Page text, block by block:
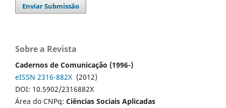
Enviar Submissão
Sobre a Revista
Cadernos de Comunicação (1996-)
eISSN 2316-882X (2012)
DOI: 10.5902/2316882X
Área do CNPq: Ciências Sociais Aplicadas